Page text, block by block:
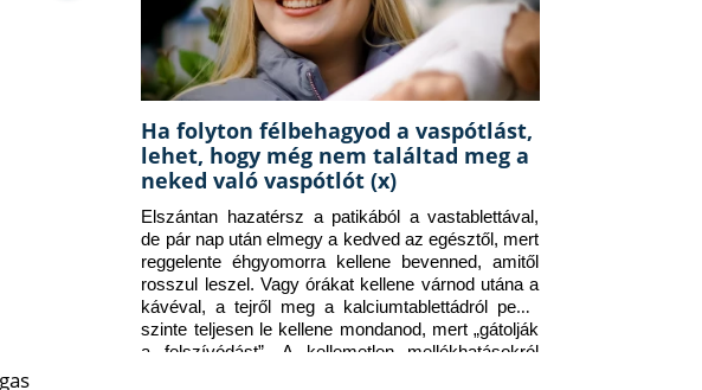
Ha folyton félbehagyod a vaspótlást,
lehet, hogy még nem találtad meg a
neked való vaspótlót (x)
Elszántan hazatérsz a patikából a vastablettával,
de pár nap után elmegy a kedved az egésztől, mert
reggelente éhgyomorra kellene bevenned, amitől
rosszul leszel. Vagy órákat kellene várnod utána a
kávéval, a tejről meg a kalciumtablettádról pedig
szinte teljesen le kellene mondanod, mert „gátolják
a felszívódást”. A kellemetlen mellékhatásokról